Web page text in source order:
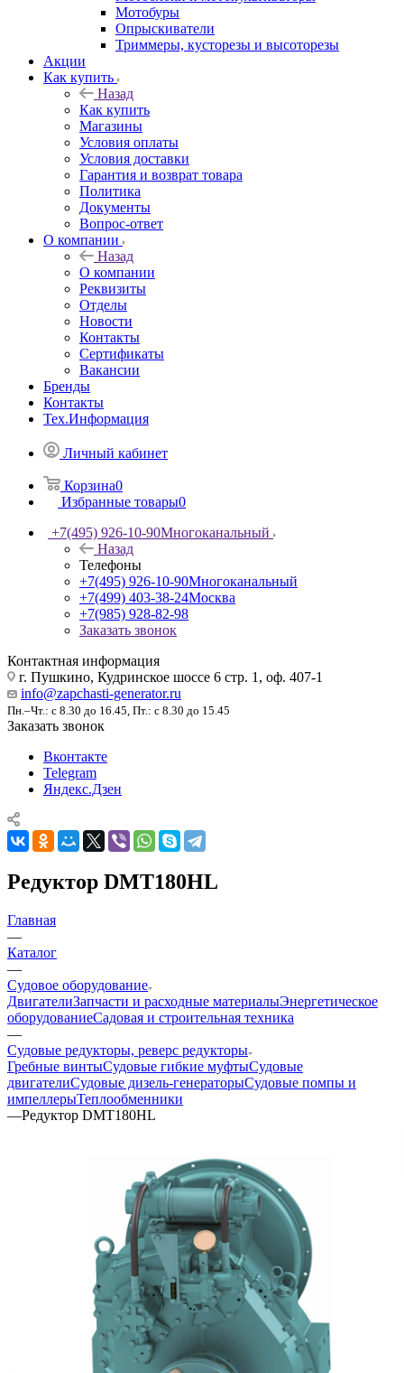
Мотобуры
Опрыскиватели
Триммеры, кусторезы и высоторезы
Акции
Как купить
Назад
Как купить
Магазины
Условия оплаты
Условия доставки
Гарантия и возврат товара
Политика
Документы
Вопрос-ответ
О компании
Назад
О компании
Реквизиты
Отделы
Новости
Контакты
Сертификаты
Вакансии
Бренды
Контакты
Тех.Информация
Личный кабинет
Корзина0
Избранные товары0
+7(495) 926-10-90Многоканальный
Назад
Телефоны
+7(495) 926-10-90Многоканальный
+7(499) 403-38-24Москва
+7(985) 928-82-98
Заказать звонок
Контактная информация
г. Пушкино, Кудринское шоссе 6 стр. 1, оф. 407-1
info@zapchasti-generator.ru
Пн.–Чт.: с 8.30 до 16.45, Пт.: с 8.30 до 15.45
Заказать звонок
Вконтакте
Telegram
Яндекс.Дзен
Редуктор DMT180HL
Главная
—
Каталог
—
Судовое оборудование
ДвигателиЗапчасти и расходные материалыЭнергетическое
оборудованиеСадовая и строительная техника
—
Судовые редукторы, реверс редукторы
Гребные винтыСудовые гибкие муфтыСудовые
двигателиСудовые дизель-генераторыСудовые помпы и
импеллерыТеплообменники
—Редуктор DMT180HL